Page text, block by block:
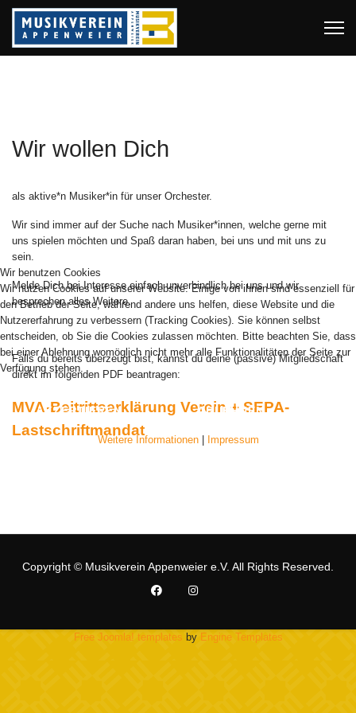
Wir wollen Dich
als aktive*n Musiker*in für unser Orchester.
Wir sind immer auf der Suche nach Musiker*innen, welche gerne mit
uns spielen möchten und Spaß daran haben, bei uns und mit uns zu
sein.
Melde Dich bei Interesse einfach unverbindlich bei uns und wir
besprechen alles Weitere.
Falls du bereits überzeugt bist, kannst du deine (passive) Mitgliedschaft
direkt im folgenden PDF beantragen:
MVA-Beitrittserklärung Verein + SEPA-
Lastschriftmandat
Copyright © Musikverein Appenweier e.V. All Rights Reserved.
Free Joomla! templates by Engine Templates
Wir benutzen Cookies
Wir nutzen Cookies auf unserer Website. Einige von ihnen sind essenziell für
den Betrieb der Seite, während andere uns helfen, diese Website und die
Nutzererfahrung zu verbessern (Tracking Cookies). Sie können selbst
entscheiden, ob Sie die Cookies zulassen möchten. Bitte beachten Sie, dass
bei einer Ablehnung womöglich nicht mehr alle Funktionalitäten der Seite zur
Verfügung stehen.
AKZEPTIEREN ABLEHNEN
Weitere Informationen| Impressum